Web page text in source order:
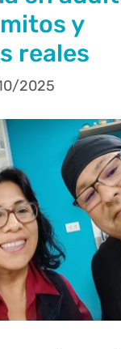
y
reales
2025